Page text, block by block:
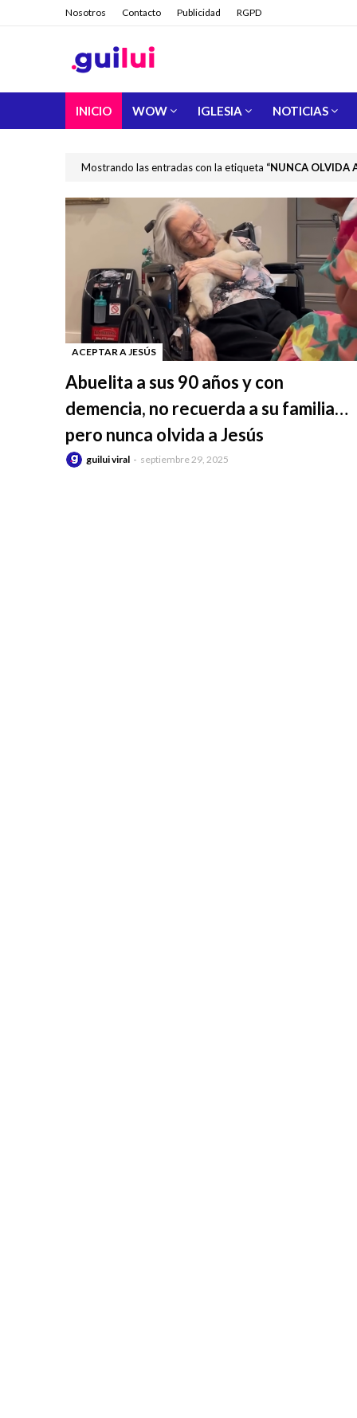
Nosotros Contacto Publicidad RGPD
INICIO WOW IGLESIA NOTICIAS
Mostrando las entradas con la etiqueta NUNCA OLVIDA
ACEPTAR A JESÚS
Abuelita a sus 90 años y con
demencia, no recuerda a su familia…
pero nunca olvida a Jesús
guilui viral septiembre 29, 2025